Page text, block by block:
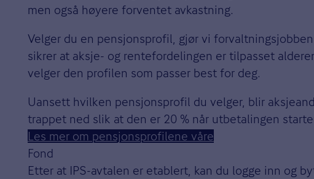
men også høyere forventet avkastning.
Velger du en pensjonsprofil, gjør vi
sikrer at aksje- og rentefordelingen er tilpasset
velger den profilen som passer best for deg.
Uansett hvilken pensjonsprofil du velger, blir
trappet ned slik at den er 20 % når utbetalingen
Les mer om pensjonsprofilene våre
Fond
Etter at IPS-avtalen er etablert, kan du logge inn og